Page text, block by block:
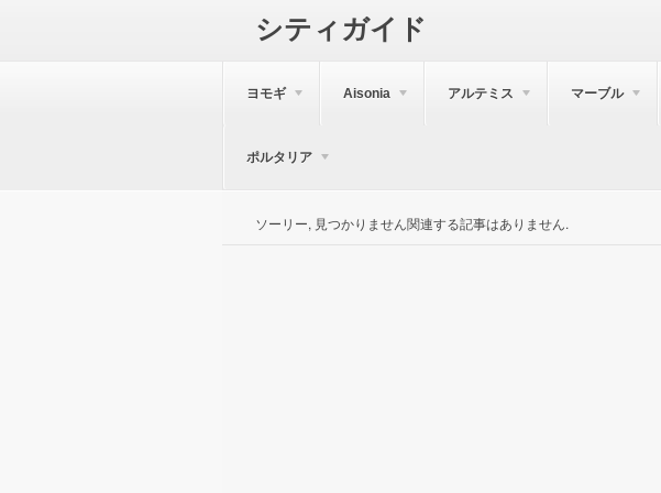
シティガイド
ヨモギ Aisonia アルテミス マーブル
ポルタリア
ソーリー, 見つかりません関連する記事はありません.